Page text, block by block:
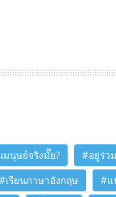
นุษย์จริงมั๊ย? #อยู่ร่ว
#เรียนภาษาอังกฤษ #แ